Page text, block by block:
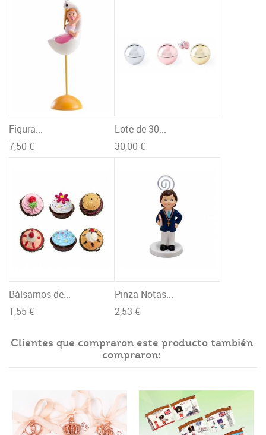
Figura...
7,50 €
Lote de 30...
30,00 €
Bálsamos de...
1,55 €
Pinza Notas...
2,53 €
Clientes que compraron este producto también
compraron: